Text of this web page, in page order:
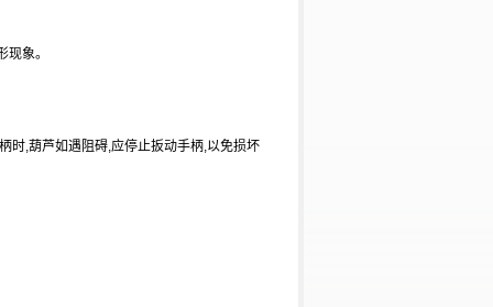
象。
时,葫芦如遇阻碍,应停止扳动手柄,以免损坏